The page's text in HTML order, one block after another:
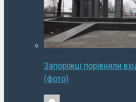
Запоріжці порівняли
(фото)